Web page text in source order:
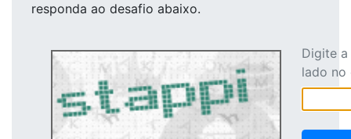
responda ao desafio abaixo.
Digite
lado no